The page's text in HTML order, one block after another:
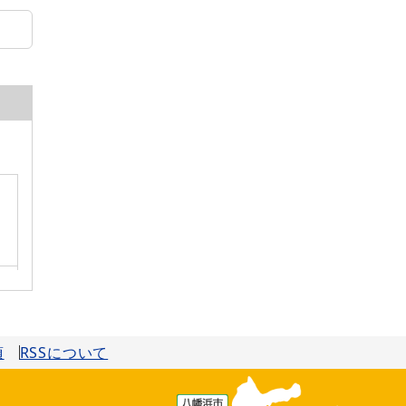
RSSについて